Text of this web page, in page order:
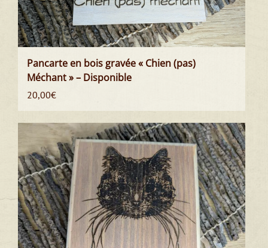
Pancarte en bois gravée « Chien (pas)
Méchant » – Disponible
20,00€